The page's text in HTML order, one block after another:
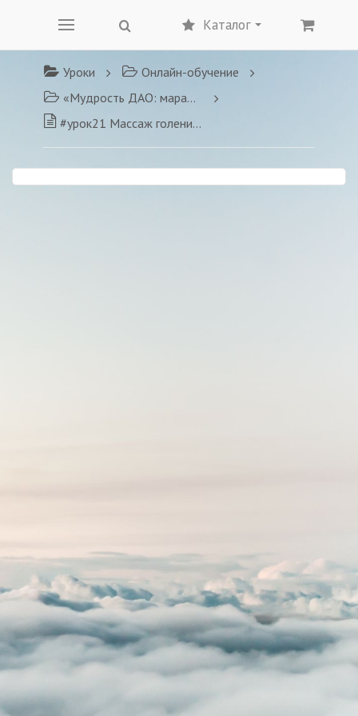
Каталог
Уроки
Онлайн-обучение
«Мудрость ДАО: марафон антистресс»
#урок21 Массаж голени для снятия усталости с ног